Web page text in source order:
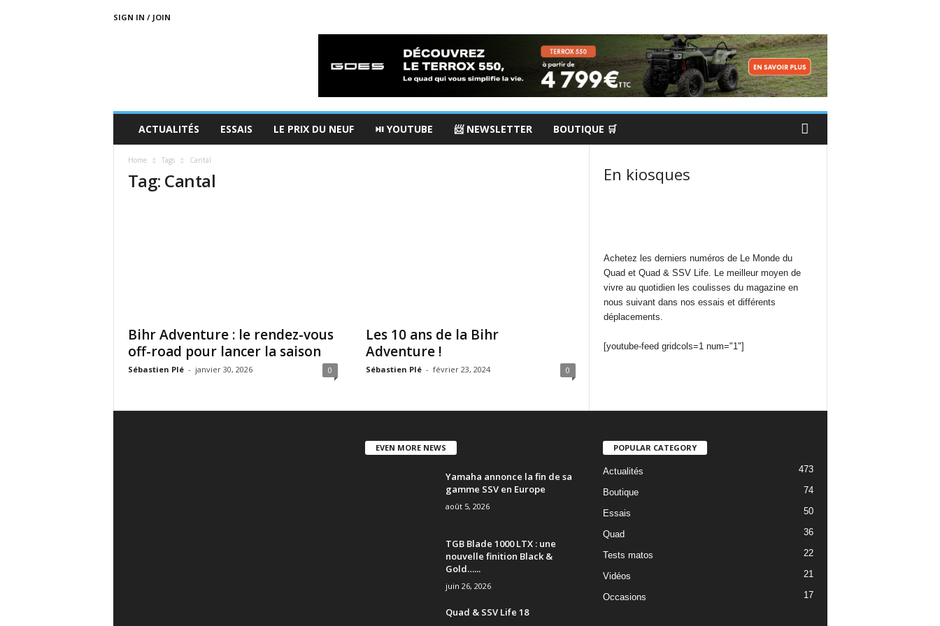
SIGN IN / JOIN
ACTUALITÉS ESSAIS LE PRIX DU NEUF ⏯ YOUTUBE 📨 NEWSLETTER BOUTIQUE 🛒
Home Tags Cantal
Tag: Cantal
Bihr Adventure : le rendez-vous
off-road pour lancer la saison
Sébastien Plé - janvier 30, 2026 0
Les 10 ans de la Bihr
Adventure !
Sébastien Plé - février 23, 2024 0
En kiosques
Achetez les derniers numéros de Le Monde du
Quad et Quad & SSV Life. Le meilleur moyen de
vivre au quotidien les coulisses du magazine en
nous suivant dans nos essais et différents
déplacements.
[youtube-feed gridcols=1 num="1"]
EVEN MORE NEWS
Yamaha annonce la fin de sa
gamme SSV en Europe
août 5, 2026
TGB Blade 1000 LTX : une
nouvelle finition Black &
Gold…...
juin 26, 2026
Quad & SSV Life 18
POPULAR CATEGORY
Actualités 473
Boutique 74
Essais 50
Quad 36
Tests matos 22
Vidéos 21
Occasions 17